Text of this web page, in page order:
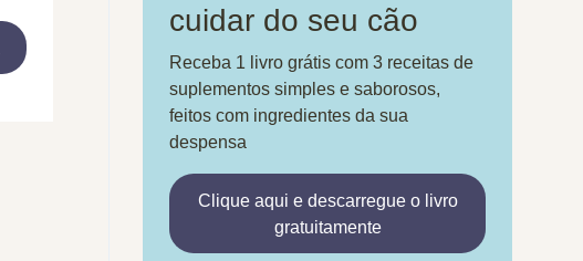
cuidar do seu cão
Receba 1 livro grátis com 3 receitas de
suplementos simples e saborosos,
feitos com ingredientes da sua
despensa
Clique aqui e descarregue o livro
gratuitamente